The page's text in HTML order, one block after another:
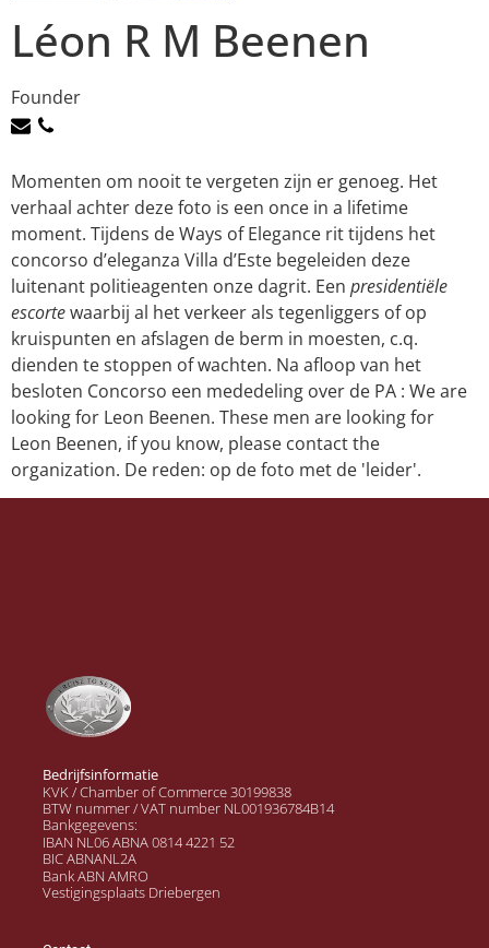
Léon R M Beenen
Founder
Momenten om nooit te vergeten zijn er genoeg. Het
verhaal achter deze foto is een once in a lifetime
moment. Tijdens de Ways of Elegance rit tijdens het
concorso d’eleganza Villa d’Este begeleiden deze
luitenant politieagenten onze dagrit. Een presidentiële
escortewaarbij al het verkeer als tegenliggers of op
kruispunten en afslagen de berm in moesten, c.q.
dienden te stoppen of wachten. Na afloop van het
besloten Concorso een mededeling over de PA : We are
looking for Leon Beenen. These men are looking for
Leon Beenen, if you know, please contact the
organization. De reden: op de foto met de 'leider'.
Bedrijfsinformatie
KVK / Chamber of Commerce 30199838
BTW nummer / VAT number NL001936784B14
Bankgegevens:
IBAN NL06 ABNA 0814 4221 52
BIC ABNANL2A
Bank ABN AMRO
Vestigingsplaats Driebergen